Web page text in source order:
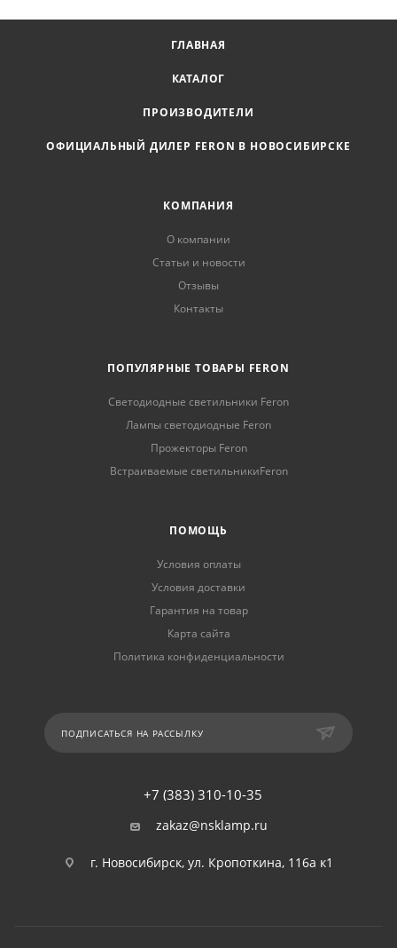
ГЛАВНАЯ
КАТАЛОГ
ПРОИЗВОДИТЕЛИ
ОФИЦИАЛЬНЫЙ ДИЛЕР FERON В НОВОСИБИРСКЕ
КОМПАНИЯ
О компании
Статьи и новости
Отзывы
Контакты
ПОПУЛЯРНЫЕ ТОВАРЫ FERON
Светодиодные светильники Feron
Лампы светодиодные Feron
Прожекторы Feron
Встраиваемые светильникиFeron
ПОМОЩЬ
Условия оплаты
Условия доставки
Гарантия на товар
Карта сайта
Политика конфиденциальности
ПОДПИСАТЬСЯ НА РАССЫЛКУ
+7 (383) 310-10-35
zakaz@nsklamp.ru
г. Новосибирск, ул. Кропоткина, 116а к1